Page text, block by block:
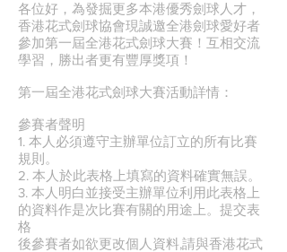
各位好，為發掘更多本港優秀劍球人才，
香港花式劍球協會現誠邀全港劍球愛好者
參加第一屆全港花式劍球大賽！互相交流
學習，勝出者更有豐厚獎項！
第一屆全港花式劍球大賽活動詳情：
參賽者聲明
1. 本人必須遵守主辦單位訂立的所有比賽
規則。
2. 本人於此表格上填寫的資料確實無誤。
3. 本人明白並接受主辦單位利用此表格上
的資料作是次比賽有關的用途上。提交表
格
後參賽者如欲更改個人資料,請與香港花式